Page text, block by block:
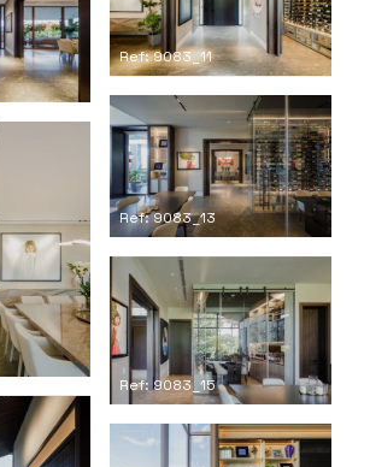
Ref: 9083_11
Ref: 9083_13
Ref: 9083_15